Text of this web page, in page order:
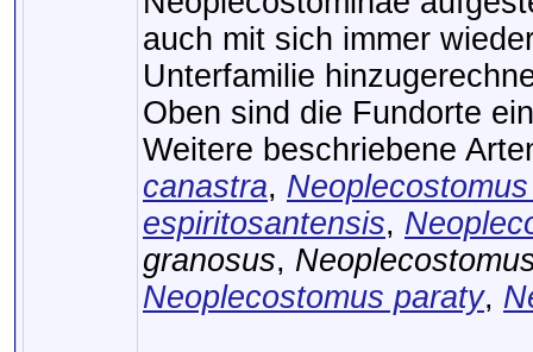
auch mit sich immer
Unterfamilie
Oben sind die Fundorte
Weitere beschriebene
canastra,
espiritosantensis,
granosus,
Neoplecostomus paraty,